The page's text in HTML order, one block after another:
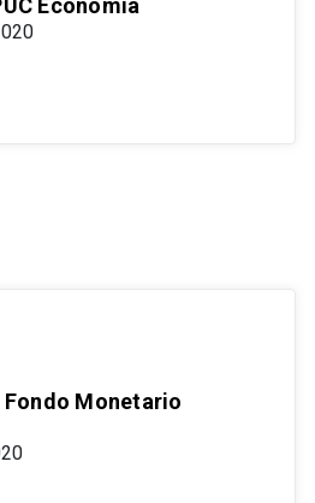
Economía
Fondo Monetario